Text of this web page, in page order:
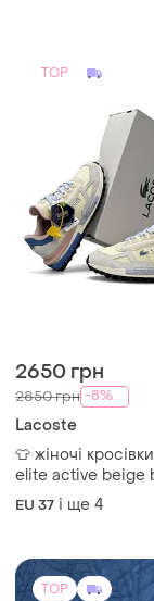
TOP
2650 грн
2850 грн -8%
Lacoste
👕 жіночі
elite active beige
EU 37 і ще 4
TOP